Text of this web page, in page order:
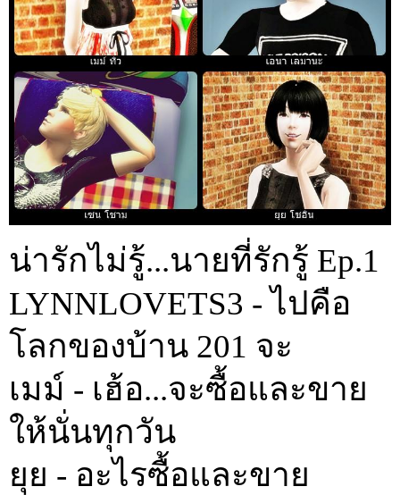
น่ารักไม่รู้...นายที่รักรู้ Ep.1
LYNNLOVETS3 - ไปคือ
โลกของบ้าน 201 จะ
เมม์ - เฮ้อ...จะซื้อและขาย
ให้นั่นทุกวัน
ยุย - อะไรซื้อและขาย